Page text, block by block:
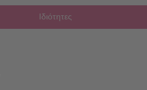
Ιδιότητες